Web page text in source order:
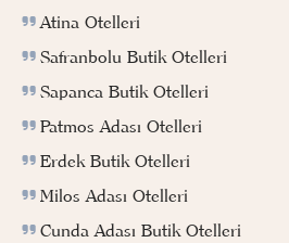
Atina Otelleri
Safranbolu Butik Otelleri
Sapanca Butik Otelleri
Patmos Adası Otelleri
Erdek Butik Otelleri
Milos Adası Otelleri
Cunda Adası Butik Otelleri